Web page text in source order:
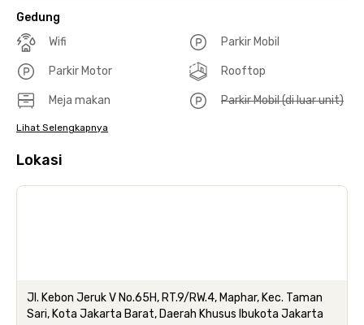
Gedung
Wifi
Parkir Mobil
Parkir Motor Rooftop
Meja makan Parkir Mobil (di luar unit)
Lihat Selengkapnya
Lokasi
Jl. Kebon Jeruk V No.65H, RT.9/RW.4, Maphar, Kec. Taman
Sari, Kota Jakarta Barat, Daerah Khusus Ibukota Jakarta